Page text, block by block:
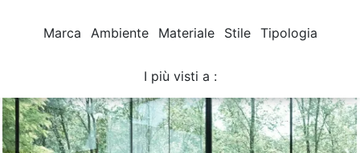
Marca Ambiente Materiale Stile Tipologia
I più visti a :